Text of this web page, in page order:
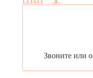
Звоните или